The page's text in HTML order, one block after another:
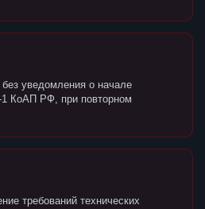
уведомления о начале
1 КоАП РФ, при повторном
требований технических